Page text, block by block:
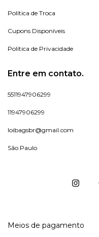
Política de Troca
Cupons Disponíveis
Política de Privacidade
Entre em contato.
5511947906299
11947906299
loibagsbr@gmail.com
São Paulo
Meios de pagamento